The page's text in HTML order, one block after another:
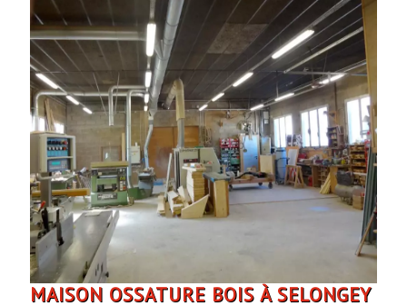
MAISON OSSATURE BOIS À SELONGEY